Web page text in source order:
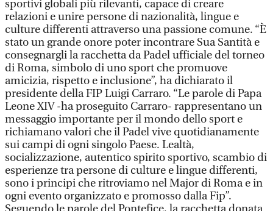
sportivi globali più rilevanti, capace di creare
relazioni e unire persone di nazionalità, lingue e
culture differenti attraverso una passione comune. “È
stato un grande onore poter incontrare Sua Santità e
consegnargli la racchetta da Padel ufficiale del torneo
di Roma, simbolo di uno sport che promuove
amicizia, rispetto e inclusione”, ha dichiarato il
presidente della FIP Luigi Carraro. “Le parole di Papa
Leone XIV -ha proseguito Carraro- rappresentano un
messaggio importante per il mondo dello sport e
richiamano valori che il Padel vive quotidianamente
sui campi di ogni singolo Paese. Lealtà,
socializzazione, autentico spirito sportivo, scambio di
esperienze tra persone di culture e lingue differenti,
sono i principi che ritroviamo nel Major di Roma e in
ogni evento organizzato e promosso dalla Fip”.